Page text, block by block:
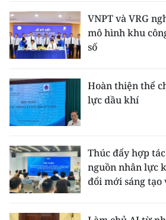
VNPT và VRG
mô hình khu
số
Hoàn thiện thể
lực dầu khí
Thúc đẩy hợp
nguồn nhân lực
đổi mới sáng tạo